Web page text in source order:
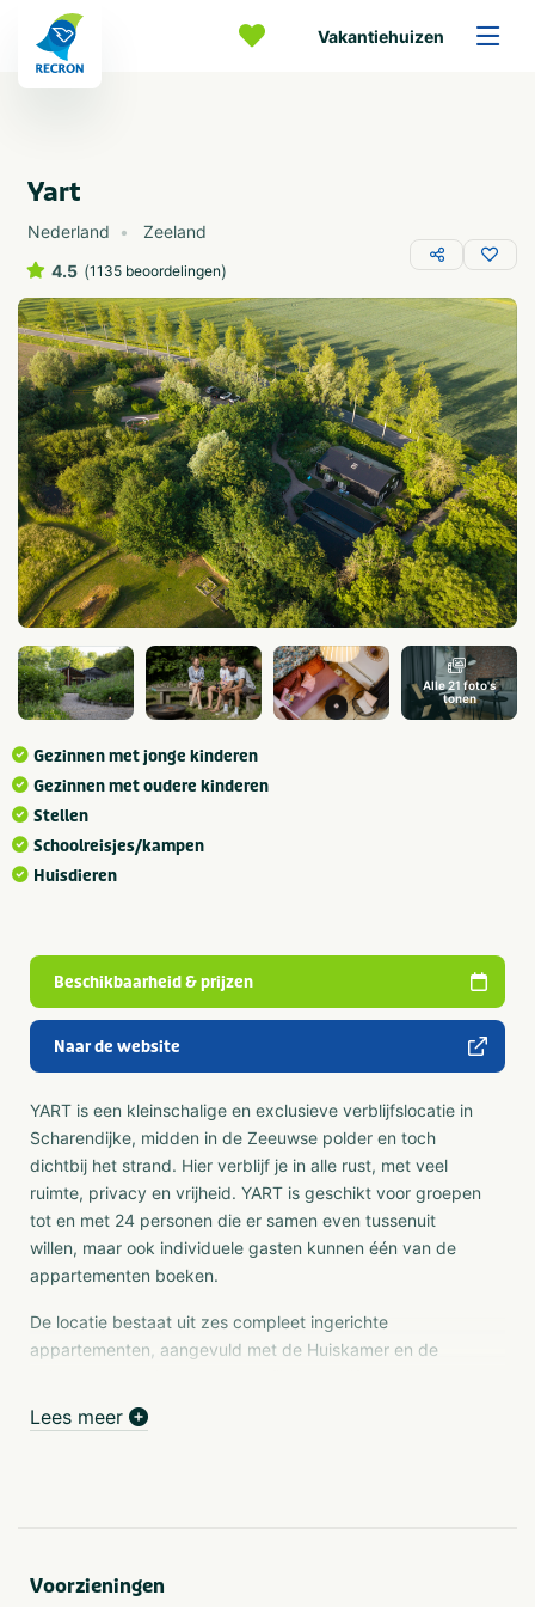
Vakantiehuizen
Yart
Nederland
Zeeland
4.5 (1135 beoordelingen)
Alle 21 foto's
tonen
Gezinnen met jonge kinderen
Gezinnen met oudere kinderen
Stellen
Schoolreisjes/kampen
Huisdieren
Beschikbaarheid & prijzen
Naar de website
YART is een kleinschalige en exclusieve verblijfslocatie in
Scharendijke, midden in de Zeeuwse polder en toch
dichtbij het strand. Hier verblijf je in alle rust, met veel
ruimte, privacy en vrijheid. YART is geschikt voor groepen
tot en met 24 personen die er samen even tussenuit
willen, maar ook individuele gasten kunnen één van de
appartementen boeken.
De locatie bestaat uit zes compleet ingerichte
appartementen, aangevuld met de Huiskamer en de
stellen, families, vriendengroepen, zakelijke groepen en
kleinere gezelschappen.
koken, te eten of simpelweg te ontspannen. De volledige
Lees meer
Voorzieningen